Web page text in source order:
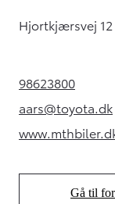
Hjortkjærsvej
98623800
(Opens in
aars@toyota.dk
(Opens
(Opens
Gå til